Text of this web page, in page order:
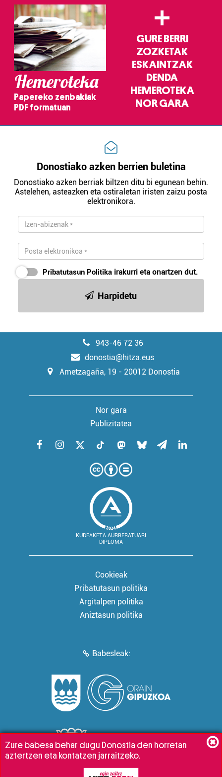
Hemeroteka
Papereko zenbakiak
PDF formatuan
+
GURE BERRI
ZOZKETAK
ESKAINTZAK
DENDA
HEMEROTEKA
NOR GARA
Donostiako azken berrien buletina
Donostiako azken berriak biltzen ditu bi egunean behin.
Astelehen, asteazken eta ostiraletan iristen zaizu posta
elektronikora.
Pribatutasun Politika irakurri eta onartzen dut.
Harpidetu
943-46 72 36
donostia@hitza.eus
Ametzagaña, 19 - 20012 Donostia
Nor gara
Publizitatea
KUDEAKETA AURRERATUARI
DIPLOMA
Cookieak
Pribatutasun politika
Argitalpen politika
Aniztasun politika
Babesleak:
Zure babesa behar dugu Donostia den horretan
aztertzen eta kontatzen jarraitzeko.